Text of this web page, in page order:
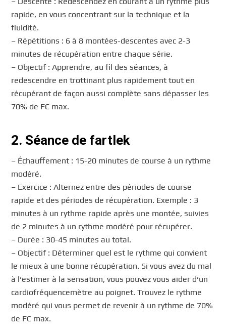
rapide, en vous concentrant sur la technique et la
fluidité.
– Répétitions : 6 à 8 montées-descentes avec 2-3
minutes de récupération entre chaque série.
– Objectif : Apprendre, au fil des séances, à
redescendre en trottinant plus rapidement tout en
récupérant de façon aussi complète sans dépasser les
70% de FC max.
2. Séance de fartlek
– Échauffement : 15-20 minutes de course à un rythme
modéré.
– Exercice : Alternez entre des périodes de course
rapide et des périodes de récupération. Exemple : 3
minutes à un rythme rapide après une montée, suivies
de 2 minutes à un rythme modéré pour récupérer.
– Durée : 30-45 minutes au total.
– Objectif : Déterminer quel est le rythme qui convient
le mieux à une bonne récupération. Si vous avez du mal
à l’estimer à la sensation, vous pouvez vous aider d’un
cardiofréquencemètre au poignet. Trouvez le rythme
modéré qui vous permet de revenir à un rythme de 70%
de FC max.